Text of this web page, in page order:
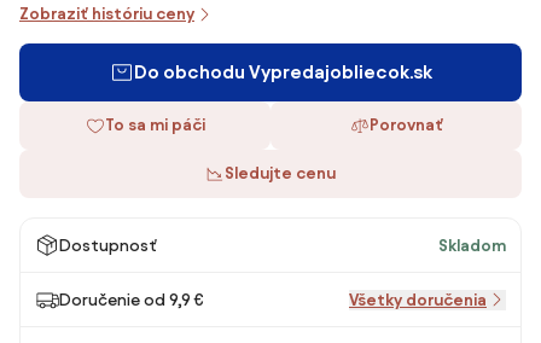
Zobraziť históriu ceny
Do obchodu Vypredajobliecok.sk
To sa mi páči Porovnať
Sledujte cenu
Dostupnosť Skladom
Doručenie od 9,9 € Všetky doručenia